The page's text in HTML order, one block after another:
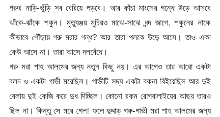
গরুর নাড়ি-ভুঁড়ি সব বেরিয়ে পড়বে। আর কাঁচা মাংসের গন্ধে উড়ে আসবে
ঝাঁকে-ঝাঁকে শকুন। মৃত্যুঞ্জয় মুচিরও মাঝে-সাঝে ধন্দ জাগে, শকুনের নাকে
কীভাবে পৌঁছায় গরু মরার গন্ধ? আর তারা পলকে উড়ে আসে। তাও একা
কেউ আসে না। তারা আসে দলবেঁধে।
গরু মরা শাহ আলমের জন্য নতুন কিছু নয়। এর আগেও তার আরো একটা
বলদ ও একটা গাভী মরেছিল। গাভীটি সদ্য একটা বকনা বিইয়েছিল আর দুই
বেলায় দুই কেজি করে দুধ দিচ্ছিল। কোনো রকম রোগবালাইয়ের আছর তারও
ছিল না। কিন্তু সে মরে গেল! ফলে দুদ্দাড় গরু-গাভী মরা শাহ আলমের জন্য